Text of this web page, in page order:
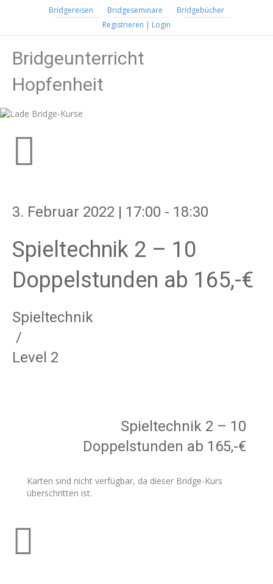
Bridgereisen Bridgeseminare
Bridgebücher
Registrieren | Login
Bridgeunterricht
Hopfenheit
3. Februar 2022 | 17:00 - 18:30
Spieltechnik 2 – 10
Doppelstunden ab 165,-€
Spieltechnik
/
Level 2
Spieltechnik 2 – 10
Doppelstunden ab 165,-€
Karten sind nicht verfügbar, da dieser Bridge-Kurs
überschritten ist.